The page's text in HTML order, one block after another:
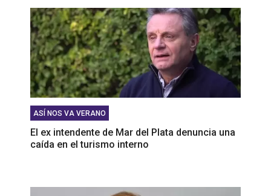
ASÍ NOS VA VERANO
El ex intendente de Mar del Plata denuncia una
caída en el turismo interno